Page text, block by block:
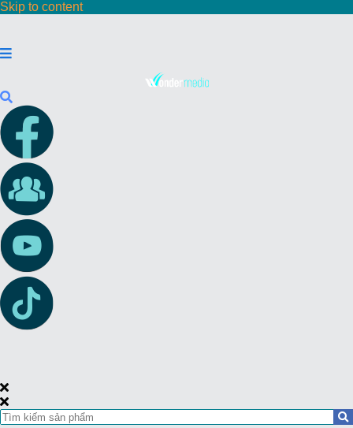
Skip to content